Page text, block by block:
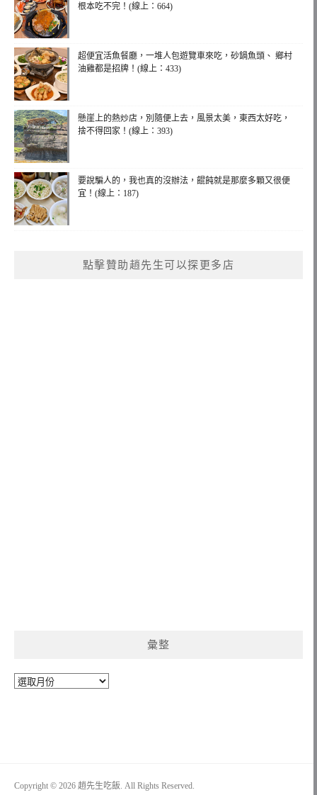
根本吃不完！(線上：664)
超便宜活魚餐廳，一堆人包遊覽車來吃，砂鍋魚頭、 鄉村
油雞都是招牌！(線上：433)
懸崖上的熱炒店，別隨便上去，風景太美，東西太好吃，
捨不得回家！(線上：393)
要說騙人的，我也真的沒辦法，餛飩就是那麼多顆又很便
宜！(線上：187)
點擊贊助趙先生可以探更多店
彙整
彙
Copyright © 2026 趙先生吃飯. All Rights Reserved.